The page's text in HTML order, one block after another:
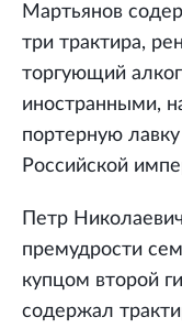
Мартьянов
три трактира,
торгующий
иностранными,
портерную
Российской
Петр
премудрости
купцом второй
содержал